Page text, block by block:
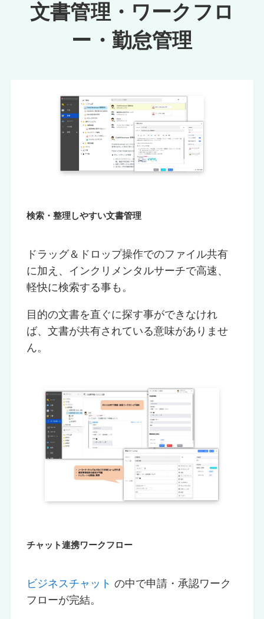
文書管理・ワークフロ
ー・勤怠管理
検索・整理しやすい文書管理
ドラッグ＆ドロップ操作でのファイル共有
に加え、インクリメンタルサーチで高速、
軽快に検索する事も。
目的の文書を直ぐに探す事ができなけれ
ば、文書が共有されている意味がありませ
ん。
チャット連携ワークフロー
ビジネスチャット の中で申請・承認ワーク
フローが完結。